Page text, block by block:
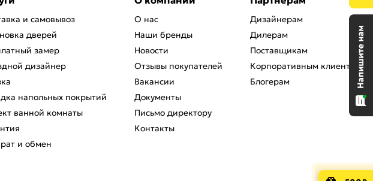
и самовывоз
дверей
замер
дизайнер
напольных покрытий
ванной комнаты
и обмен
О нас
Наши бренды
Новости
Отзывы покупателей
Вакансии
Документы
Письмо директору
Контакты
Дизайнерам
Дилерам
Поставщикам
Корпоративным клиентам
Блогерам